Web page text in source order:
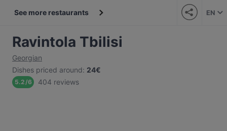
See more restaurants EN
Ravintola Tbilisi
Georgian
Dishes priced around: 24€
5.2/6 404 reviews